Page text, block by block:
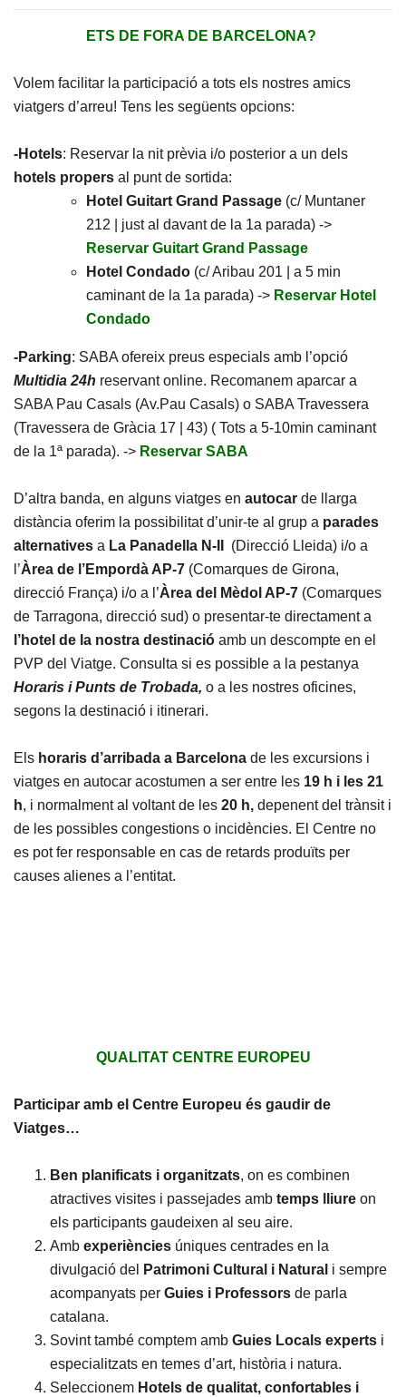
ETS DE FORA DE BARCELONA?
Volem facilitar la participació a tots els nostres amics
viatgers d’arreu! Tens les següents opcions:
-Hotels: Reservar la nit prèvia i/o posterior a un dels
hotels propers al punt de sortida:
Hotel Guitart Grand Passage (c/ Muntaner
212 | just al davant de la 1a parada) ->
Reservar Guitart Grand Passage
Hotel Condado (c/ Aribau 201 | a 5 min
caminant de la 1a parada) -> Reservar Hotel
Condado
-Parking: SABA ofereix preus especials amb l’opció
Multidia 24h reservant online. Recomanem aparcar a
SABA Pau Casals (Av.Pau Casals) o SABA Travessera
(Travessera de Gràcia 17 | 43) ( Tots a 5-10min caminant
de la 1ª parada). -> Reservar SABA
D’altra banda, en alguns viatges en autocar de llarga
distància oferim la possibilitat d’unir-te al grup a parades
alternatives a La Panadella N-II (Direcció Lleida) i/o a
l’Àrea de l’Empordà AP-7 (Comarques de Girona,
direcció França) i/o a l’Àrea del Mèdol AP-7 (Comarques
de Tarragona, direcció sud) o presentar-te directament a
l’hotel de la nostra destinació amb un descompte en el
PVP del Viatge. Consulta si es possible a la pestanya
Horaris i Punts de Trobada, o a les nostres oficines,
segons la destinació i itinerari.
Els horaris d’arribada a Barcelona de les excursions i
viatges en autocar acostumen a ser entre les 19 h i les 21
h, i normalment al voltant de les 20 h, depenent del trànsit i
de les possibles congestions o incidències. El Centre no
es pot fer responsable en cas de retards produïts per
causes alienes a l’entitat.
QUALITAT CENTRE EUROPEU
Participar amb el Centre Europeu és gaudir de
Viatges…
Ben planificats i organitzats, on es combinen
atractives visites i passejades amb temps lliure on
els participants gaudeixen al seu aire.
Amb experiències úniques centrades en la
divulgació del
Patrimoni Cultural i Natural i sempre
acompanyats per Guies i Professors de parla
catalana.
Sovint també comptem amb Guies Locals experts i
especialitzats en temes d’art, història i natura.
Seleccionem Hotels de qualitat, confortables i